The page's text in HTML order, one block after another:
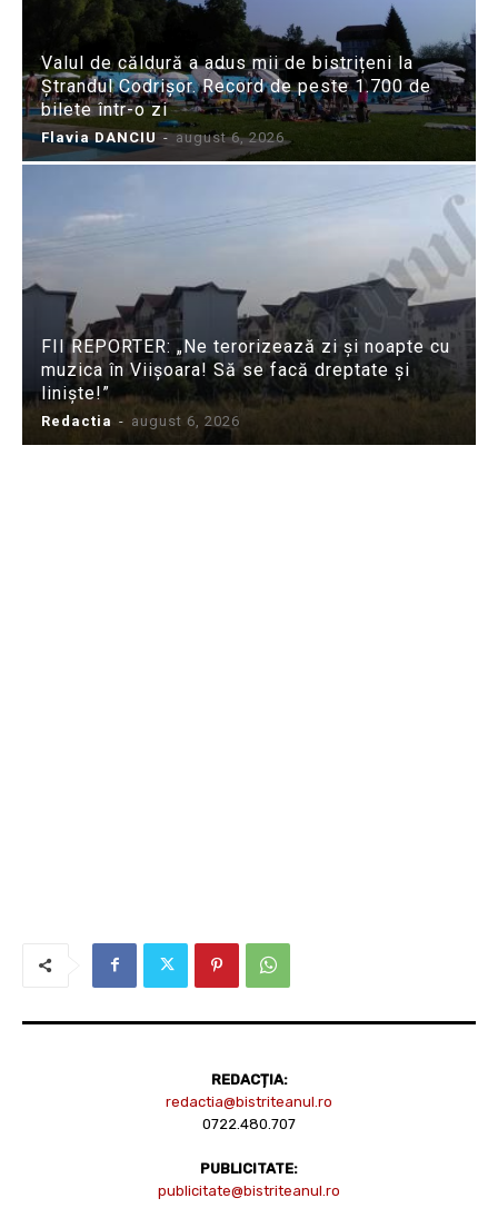
Valul de căldură a adus mii de bistrițeni la
Ștrandul Codrișor. Record de peste 1.700 de
bilete într-o zi
Flavia DANCIU - august 6, 2026
FII REPORTER: „Ne terorizează zi și noapte cu
muzica în Viișoara! Să se facă dreptate și
liniște!”
Redactia - august 6, 2026
REDACȚIA:
redactia@bistriteanul.ro
0722.480.707
PUBLICITATE:
publicitate@bistriteanul.ro